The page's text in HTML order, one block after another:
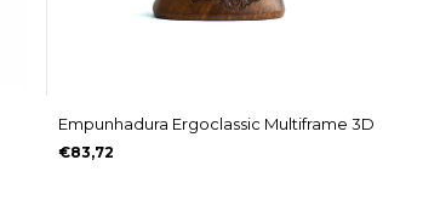
Empunhadura Ergoclassic Multiframe 3D
€83,72